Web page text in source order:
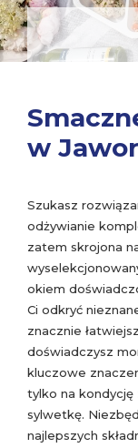
w
Szukasz
odżywianie
zatem skrojona
okiem
Ci odkryć
znacznie
doświadczysz
kluczowe
tylko na
sylwetkę.
najlepszych